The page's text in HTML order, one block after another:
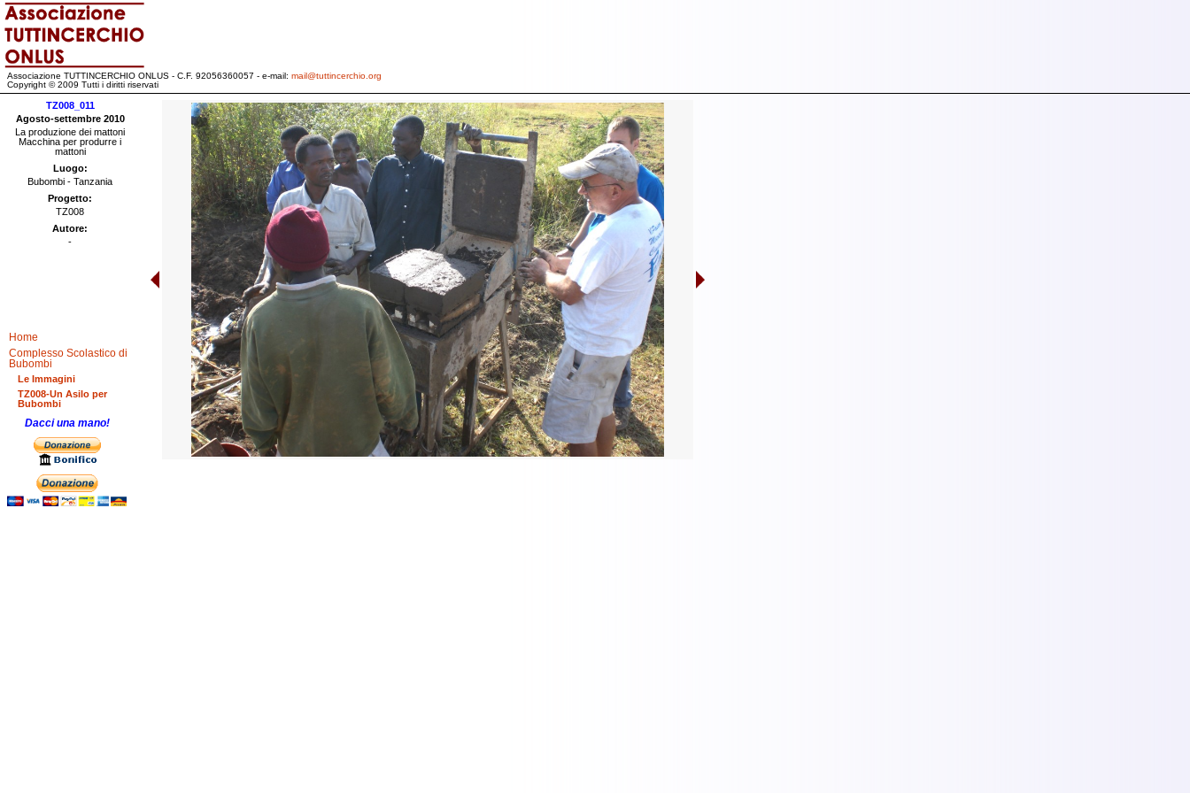
TZ008_011
Agosto-settembre 2010
La produzione dei mattoni
Macchina per produrre i
mattoni
Luogo:
Bubombi - Tanzania
Progetto:
TZ008
Autore:
-
Home
Complesso Scolastico di
Bubombi
Le Immagini
TZ008-Un Asilo per
Bubombi
Dacci una mano!
Associazione TUTTINCERCHIO ONLUS - C.F. 92056360057 - e-mail: mail@tuttincerchio.org
Copyright © 2009 Tutti i diritti riservati